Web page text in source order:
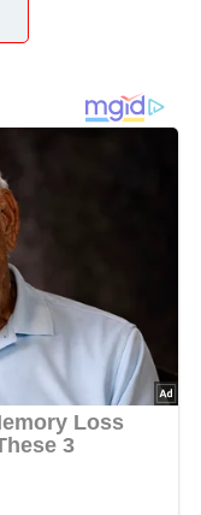
zum Rezept?
am
abtupfen, in dünne
braten.
zugedeckt
Saft auffangen.
Mit Curry
Mit